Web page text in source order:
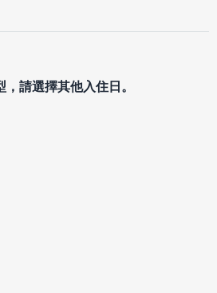
請選擇其他入住日。